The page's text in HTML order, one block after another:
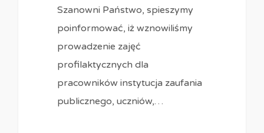
Szanowni Państwo, spieszymy
poinformować, iż wznowiliśmy
prowadzenie zajęć
profilaktycznych dla
pracowników instytucja zaufania
publicznego, uczniów,…